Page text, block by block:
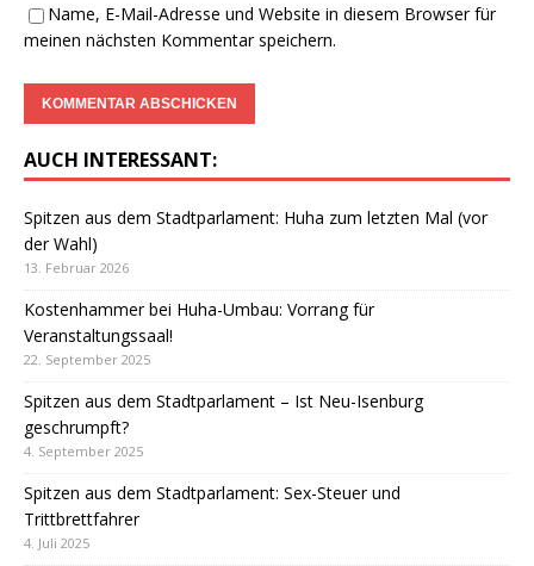
Name, E-Mail-Adresse und Website in diesem Browser für
meinen nächsten Kommentar speichern.
AUCH INTERESSANT:
Spitzen aus dem Stadtparlament: Huha zum letzten Mal (vor
der Wahl)
13. Februar 2026
Kostenhammer bei Huha-Umbau: Vorrang für
Veranstaltungssaal!
22. September 2025
Spitzen aus dem Stadtparlament – Ist Neu-Isenburg
geschrumpft?
4. September 2025
Spitzen aus dem Stadtparlament: Sex-Steuer und
Trittbrettfahrer
4. Juli 2025